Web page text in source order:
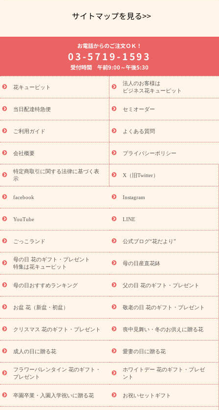
サイトマップを見る>>
よく贈られる花
お祝いの花特集
誕生日フラワーギフト特集
8月の誕生花(トルコキキョウ)
開店・開業祝い
お供え・お悔やみ お供え・お悔やみの花
通夜・葬儀に贈る花 胡蝶蘭・花鉢
ーブドフラワー
季節のイベント
ひまわり ギフト・プレゼント
特集
お盆 花（新盆・初盆） 季節のイベント
お盆 花（新
盆・初盆）
お盆 花（新盆・初盆）
お盆・お供え 花とセットギ
フト
お盆・お供え プリザーブドフラワー
ひまわり ギフト・プ
レゼント特集
夏の花贈り・お中元・暑中見舞い 花のギフト特集
敬老の日におくる花ギフト・プレゼント特集
花ギフト・プレゼント特集
敬老の日 花のおすすめランキング
敬
老の日 花鉢植えのギフト・プレゼント特集
敬老の日 花とセットギ
フト・プレゼント特集
敬老の日の花 全てのギフト一覧
キャン
ペーン
映画『ウォーターガーディアンズ』コラボキャンペーン
「きょう誕生日なんです」キャンペーン
誕生日の花を探す
誕生日フラワーギフト 誕生日フラワーギフト特集
(トルコキキョウ)
9月の誕生花(リンドウ)
ら探す
お祝いの花特集 当日配達特急便 お祝い商品一覧
念日
結婚祝い 出産祝い 退院祝い・快気祝い
寿祝い
プチギフト ペットのお祝いフラワー
供え・お悔やみ商品一覧
お供え・お悔やみの花
四十九日法要以
お供え プリザーブドフラワー
ペットのお供えフラワー
お盆（新
盆・初盆）
その他 お祝い返し お見舞い
お取り寄せギフト
ビジネス用
ご自宅用 観葉植物 ミディ胡蝶蘭
プリザーブ
ドフラワー
スタイルから探す アレンジメント 花束
スタ
ンド花
お祝い お供え・お悔やみ 胡蝶蘭 胡蝶蘭・花鉢
ディ胡蝶蘭・お祝い
ミディ胡蝶蘭・お供え
世界初の青色胡蝶蘭
観葉植物
観葉植物 産直多肉植物
プリザーブドフラワー
お祝い
お供え・お悔やみ 花とセットギフト
セミオーダー
プチギフト（hanamore -ハナモア-）
花とみどりのeギフト
キューピットのeGfit
カラー ピンク イエローオレンジ
レッ
お電話からのご注文ＯＫ！
03-5719-1593
受付時間 午前9:00～午後5:30
花キューピット
法人のお客様は
ビジネス花キューピット
当日配達特急便 セミオーダー
ご利用ガイド よくある質問
会社概要 プライバシーポリシー
特定商取引に関する法律に基づく表
示
X（旧Twitter）
facebook Instagram
YouTube LINE
ごっこランド 公式ブログ“花だより”
母の日 花のギフト・プレゼント
特集は花キューピット
母の日産直花鉢
母の日おすすめランキング 父の日 花のギフト・プレゼント
お盆 花（新盆・初盆） 敬老の日 花のギフト・プレゼント
クリスマス 花のギフト・プレゼント 喪中見舞い・冬のお供えに贈る花
成人の日に贈る花 愛妻の日に贈る花
フラワーバレンタイン 花のギフト・
プレゼント
ホワイトデー 花のギフト・プレゼ
ント
卒園卒業・入園入学祝いに贈る花 お祝いセットギフト